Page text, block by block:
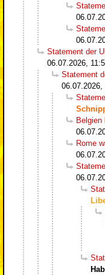
Statement der
06.07.2026,
Statement
06.07.2026,
Belgien
Rome